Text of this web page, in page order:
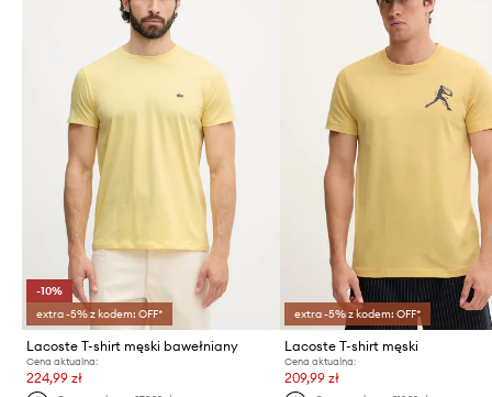
-10%
extra -5% z kodem: OFF*
Lacoste T-shirt męski bawełniany
Cena aktualna:
224,99 zł
extra -5% z kodem: OFF*
Lacoste T-shirt męski
Cena aktualna:
209,99 zł